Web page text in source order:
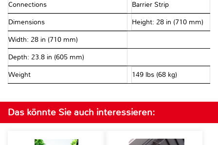
Connections Barrier Strip
Dimensions Height: 28 in (710 mm)
Width: 28 in (710 mm)
Depth: 23.8 in (605 mm)
Weight 149 lbs (68 kg)
Das könnte Sie auch interessieren: